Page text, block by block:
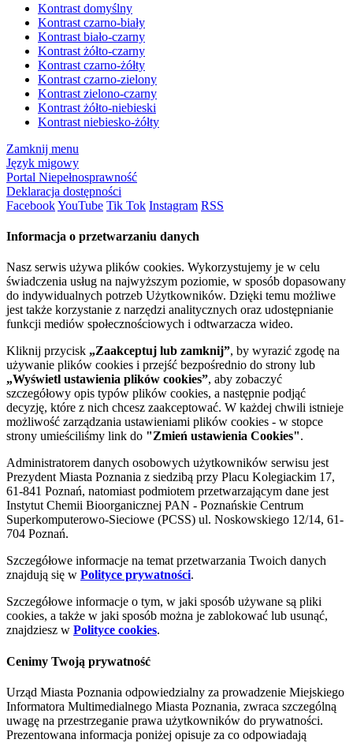
Kontrast domyślny
Kontrast czarno-biały
Kontrast biało-czarny
Kontrast żółto-czarny
Kontrast czarno-żółty
Kontrast czarno-zielony
Kontrast zielono-czarny
Kontrast żółto-niebieski
Kontrast niebiesko-żółty
Zamknij menu
Język migowy
Portal Niepełnosprawność
Deklaracja dostępności
FacebookYouTube Tik Tok Instagram RSS
Informacja o przetwarzaniu danych
Nasz serwis używa plików cookies. Wykorzystujemy je w celu
świadczenia usług na najwyższym poziomie, w sposób dopasowany
do indywidualnych potrzeb Użytkowników. Dzięki temu możliwe
jest także korzystanie z narzędzi analitycznych oraz udostępnianie
funkcji mediów społecznościowych i odtwarzacza wideo.
Kliknij przycisk „Zaakceptuj lub zamknij”, by wyrazić zgodę na
używanie plików cookies i przejść bezpośrednio do strony lub
„Wyświetl ustawienia plików cookies”, aby zobaczyć
szczegółowy opis typów plików cookies, a następnie podjąć
decyzję, które z nich chcesz zaakceptować. W każdej chwili istnieje
możliwość zarządzania ustawieniami plików cookies - w stopce
strony umieściliśmy link do "Zmień ustawienia Cookies".
Administratorem danych osobowych użytkowników serwisu jest
Prezydent Miasta Poznania z siedzibą przy Placu Kolegiackim 17,
61-841 Poznań, natomiast podmiotem przetwarzającym dane jest
Instytut Chemii Bioorganicznej PAN - Poznańskie Centrum
Superkomputerowo-Sieciowe (PCSS) ul. Noskowskiego 12/14, 61-
704 Poznań.
Szczegółowe informacje na temat przetwarzania Twoich danych
znajdują się w Polityce prywatności.
Szczegółowe informacje o tym, w jaki sposób używane są pliki
cookies, a także w jaki sposób można je zablokować lub usunąć,
znajdziesz w Polityce cookies.
Cenimy Twoją prywatność
Urząd Miasta Poznania odpowiedzialny za prowadzenie Miejskiego
Informatora Multimedialnego Miasta Poznania, zwraca szczególną
uwagę na przestrzeganie prawa użytkowników do prywatności.
Prezentowana informacja poniżej opisuje za co odpowiadają